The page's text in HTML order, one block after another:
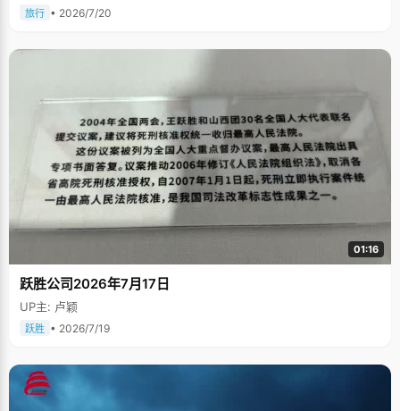
旅行 • 2026/7/20
01:16
跃胜公司2026年7月17日
UP主: 卢颖
跃胜 • 2026/7/19